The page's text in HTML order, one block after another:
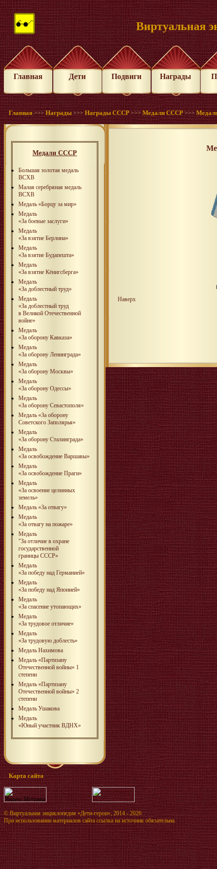
Виртуальная
Главная Дети Подвиги Награды
Главная >>>Награды >>>Награды СССР >>>Медали СССР >>>
Медали СССР
Большая золотая медаль
ВСХВ
Малая серебряная медаль
ВСХВ
Медаль «Борцу за мир»
Медаль
«За боевые заслуги»
Медаль
«За взятие Берлина»
Медаль
«За взятие Будапешта»
Медаль
«За взятие Кёнигсберга»
Медаль
«За доблестный труд»
Медаль
«За доблестный труд
в Великой Отечественной
войне»
Медаль
«За оборону Кавказа»
Медаль
«За оборону Ленинграда»
Медаль
«За оборону Москвы»
Медаль
«За оборону Одессы»
Медаль
«За оборону Севастополя»
Медаль «За оборону
Советского Заполярья»
Медаль
«За оборону Сталинграда»
Медаль
«За освобождение Варшавы»
Медаль
«За освобождение Праги»
Медаль
«За освоение целинных
земель»
Медаль «За отвагу»
Медаль
«За отвагу на пожаре»
Медаль
"За отличие в охране
государственной
границы СССР»
Медаль
«За победу над Германией»
Медаль
«За победу над Японией»
Медаль
«За спасение утопающих»
Медаль
«За трудовое отличие»
Медаль
«За трудовую доблесть»
Медаль Нахимова
Медаль «Партизану
Отечественной войны» 1
степени
Медаль «Партизану
Отечественной войны» 2
степени
Медаль Ушакова
Медаль
«Юный участник ВДНХ»
Наверх
Карта сайта
©Виртуальная энциклопедия «Дети-герои», 2014 - 2026
При использовании материалов сайта ссылка на источник обязательна.